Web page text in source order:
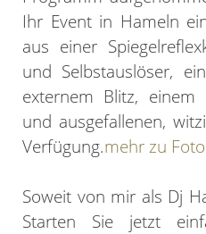
Ihr Event in Hameln
aus einer
und Selbstauslöser,
externem Blitz, einem
und ausgefallenen,
Verfügung.mehr zu
Soweit von mir als Dj
Starten Sie jetzt